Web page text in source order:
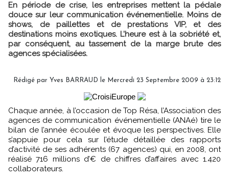
En période de crise, les entreprises mettent la pédale
douce sur leur communication événementielle. Moins de
shows, de paillettes et de prestations VIP, et des
destinations moins exotiques. L’heure est à la sobriété et,
par conséquent, au tassement de la marge brute des
agences spécialisées.
Rédigé par Yves BARRAUD le Mercredi 23 Septembre 2009 à 23:12
Chaque année, à l’occasion de Top Résa, l’Association des
agences de communication événementielle (ANAé) tire le
bilan de l’année écoulée et évoque les perspectives. Elle
s’appuie pour cela sur l’étude détaillée des rapports
d’activité de ses adhérents (67 agences) qui, en 2008, ont
réalisé 716 millions d’€ de chiffres d’affaires avec 1.420
collaborateurs.